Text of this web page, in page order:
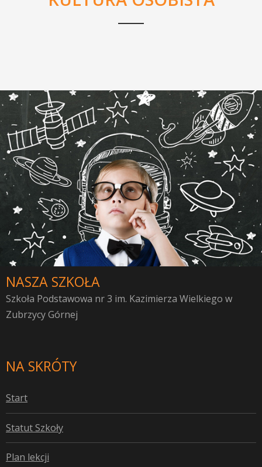
NASZA SZKOŁA
Szkoła Podstawowa nr 3 im. Kazimierza Wielkiego w
Zubrzycy Górnej
NA SKRÓTY
Start
Statut Szkoły
Plan lekcji